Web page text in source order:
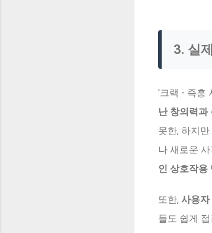
3. 실
'크랙 - 즉흥
난 창의력과
못한, 하지
나 새로운
인 상호작용
또한, 사용자
들도 쉽게